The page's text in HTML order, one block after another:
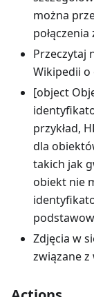
można
Przeczytaj
Wikipedii o
[object
przykład,
dla
takich jak
obiekt nie
Zdjęcia w
związane